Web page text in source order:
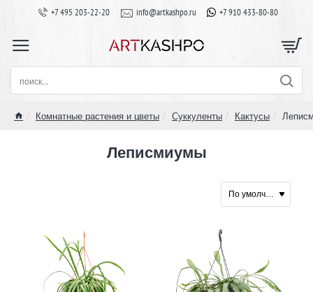
+7 495 203-22-20 info@artkashpo.ru +7 910 433-80-80
поиск...
Комнатные растения и цветы Суккуленты Кактусы
Леписмиумы